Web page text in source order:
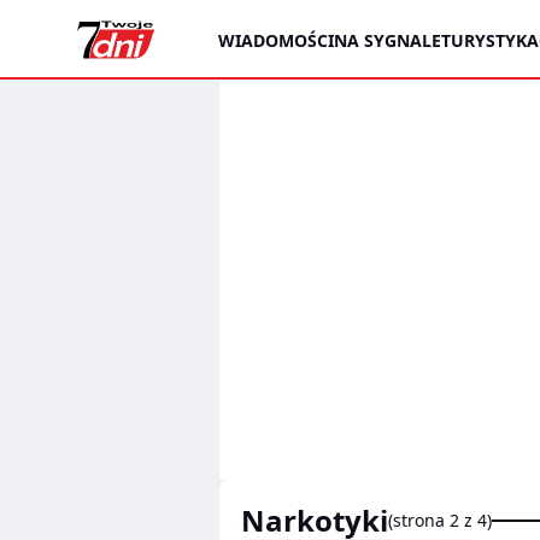
WIADOMOŚCINA SYGNALETURYSTYKA
narkotyki(strona 2 z 4)